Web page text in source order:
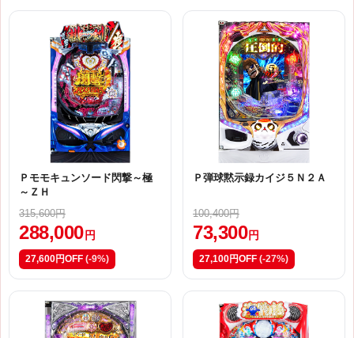
Ｐモモキュンソード閃撃～極
～ＺＨ
315,600円
288,000 円
27,600円OFF (-9%)
Ｐ弾球黙示録カイジ５Ｎ２Ａ
100,400円
73,300 円
27,100円OFF (-27%)